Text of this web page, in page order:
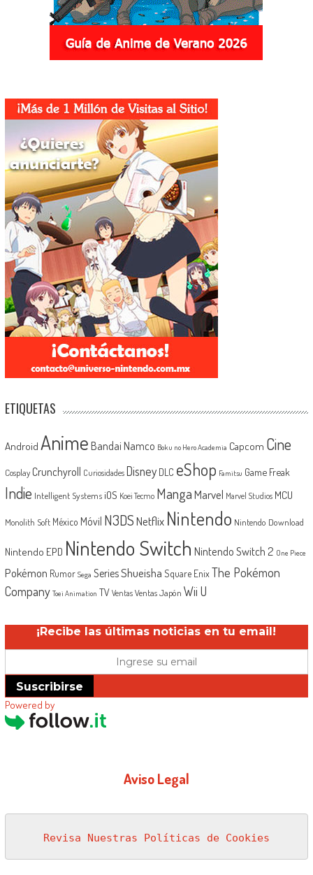
ETIQUETAS
Android Anime Bandai Namco Boku no Hero Academia Capcom Cine
Cosplay Crunchyroll Curiosidades Disney DLC eShop Famitsu Game Freak
Indie Intelligent Systems iOS Koei Tecmo MangaMarvel Marvel Studios MCU
Monolith Soft México Móvil N3DSNetflix Nintendo Nintendo Download
Nintendo EPD Nintendo Switch Nintendo Switch 2 One Piece
Pokémon Rumor Sega SeriesShueisha Square EnixThe Pokémon
Company Toei Animation TV Ventas Ventas Japón Wii U
¡Recibe las últimas noticias en tu email!
Suscribirse
Powered by
Aviso Legal
Revisa Nuestras Políticas de Cookies